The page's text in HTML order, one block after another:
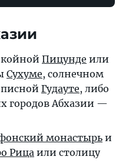
Пицунде или
Сухуме, солнечном
Гудауте, либо
городов Абхазии —
монастырь и
Рицаили столицу